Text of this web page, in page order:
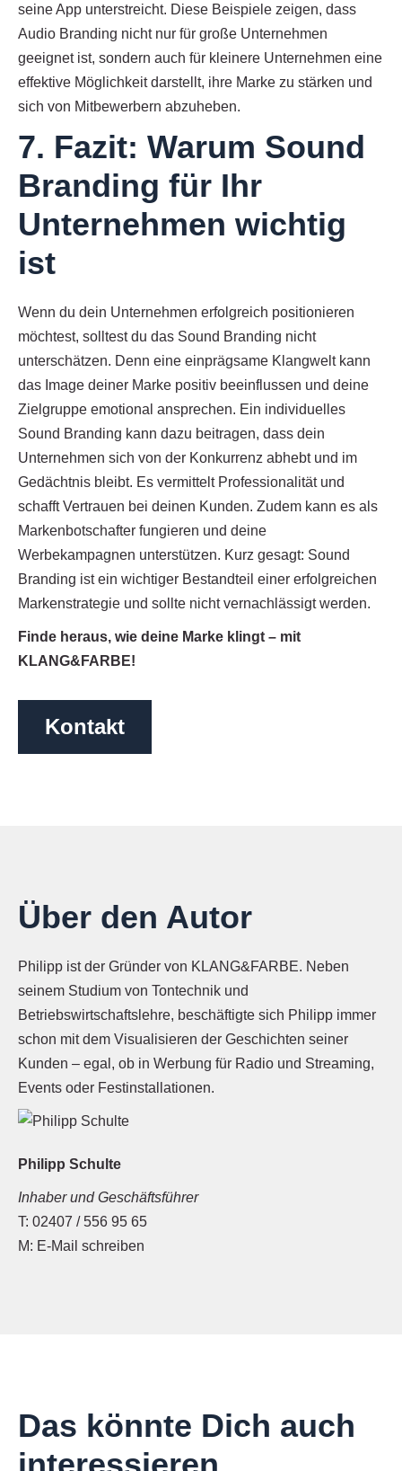
seine App unterstreicht. Diese Beispiele zeigen, dass
Audio Branding nicht nur für große Unternehmen
geeignet ist, sondern auch für kleinere Unternehmen eine
effektive Möglichkeit darstellt, ihre Marke zu stärken und
sich von Mitbewerbern abzuheben.
7. Fazit: Warum Sound
Branding für Ihr
Unternehmen wichtig
ist
Wenn du dein Unternehmen erfolgreich positionieren
möchtest, solltest du das Sound Branding nicht
unterschätzen. Denn eine einprägsame Klangwelt kann
das Image deiner Marke positiv beeinflussen und deine
Zielgruppe emotional ansprechen. Ein individuelles
Sound Branding kann dazu beitragen, dass dein
Unternehmen sich von der Konkurrenz abhebt und im
Gedächtnis bleibt. Es vermittelt Professionalität und
schafft Vertrauen bei deinen Kunden. Zudem kann es als
Markenbotschafter fungieren und deine
Werbekampagnen unterstützen. Kurz gesagt: Sound
Branding ist ein wichtiger Bestandteil einer erfolgreichen
Markenstrategie und sollte nicht vernachlässigt werden.
Finde heraus, wie deine Marke klingt – mit
KLANG&FARBE!
Kontakt
Über den Autor
Philipp ist der Gründer von KLANG&FARBE. Neben
seinem Studium von Tontechnik und
Betriebswirtschaftslehre, beschäftigte sich Philipp immer
schon mit dem Visualisieren der Geschichten seiner
Kunden – egal, ob in Werbung für Radio und Streaming,
Events oder Festinstallationen.
Philipp Schulte
Inhaber und Geschäftsführer
02407 / 556 95 65
E-Mail schreiben
Das könnte Dich auch